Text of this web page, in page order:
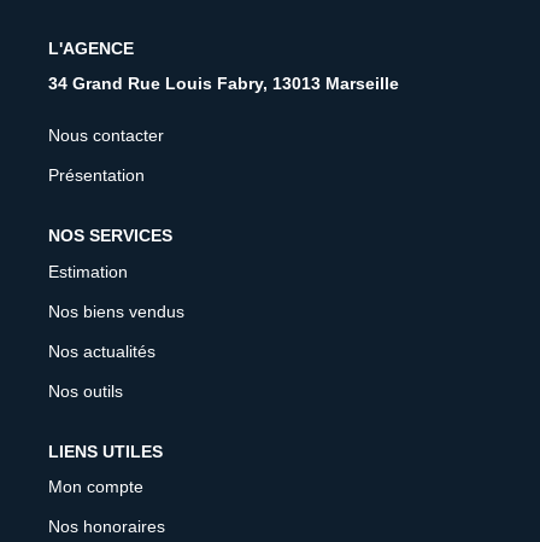
L'AGENCE
34 Grand Rue Louis Fabry, 13013 Marseille
Nous contacter
Présentation
NOS SERVICES
Estimation
Nos biens vendus
Nos actualités
Nos outils
LIENS UTILES
Mon compte
Nos honoraires